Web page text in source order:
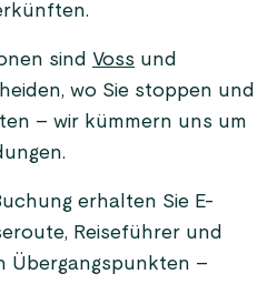
sind Voss und
wo Sie stoppen und
– wir kümmern uns um
erhalten Sie E-
Reiseführer und
Übergangspunkten –